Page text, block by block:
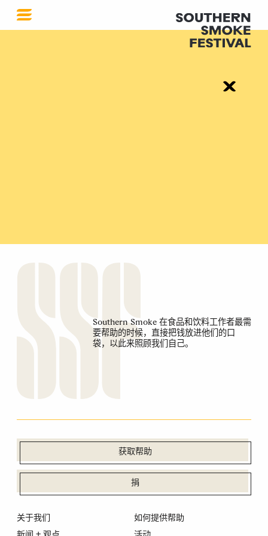
Southern Smoke 在食品和饮料工作者最需
要帮助的时候，直接把钱放进他们的口
袋，以此来照顾我们自己。
获取帮助
捐
关于我们
如何提供帮助